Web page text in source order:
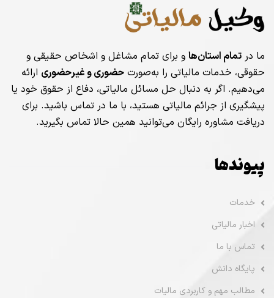
ما در تمام استان‌ها و برای تمام مشاغل و اشخاص حقیقی و
حقوقی، خدمات مالیاتی را به‌صورت حضوری و غیرحضوری ارائه
می‌دهیم. اگر به دنبال حل مسائل مالیاتی، دفاع از حقوق خود یا
پیشگیری از جرائم مالیاتی هستید، با ما در تماس باشید. برای
دریافت مشاوره رایگان می‌توانید همین حالا تماس بگیرید.
پیوندها
خدمات
اخبار مالیاتی
تماس با ما
پایگاه دانش
مطالب مهم و کاربردی مالیات